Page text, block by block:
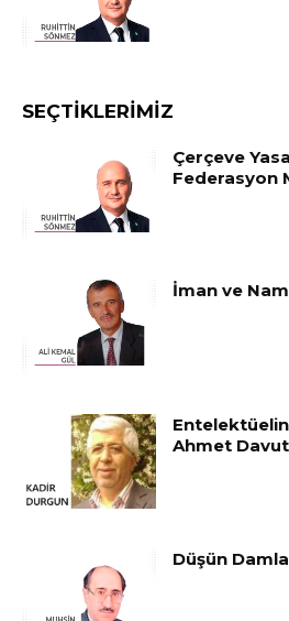
SEÇTIKLERIMIZ
Çerçeve
Federasyon
İman ve
Ahmet
Düşün